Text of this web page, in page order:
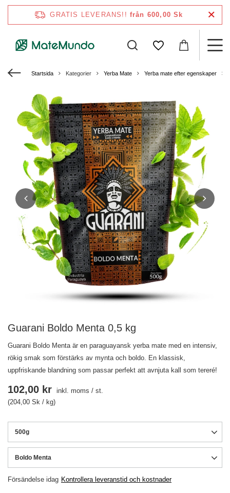
GRATIS LEVERANS!! från 600,00 Sk
Startsida Kategorier Yerba Mate Yerba mate efter egenskaper
Guarani Boldo Menta 0,5 kg
Guarani Boldo Menta är en paraguayansk yerba mate med en intensiv,
rökig smak som förstärks av mynta och boldo. En klassisk,
uppfriskande blandning som passar perfekt att avnjuta kall som tereré!
500g
Boldo Menta
Försändelse idag Kontrollera leveranstid och kostnader
102,00 kr inkl. moms / st.
(204,00 Sk / kg)